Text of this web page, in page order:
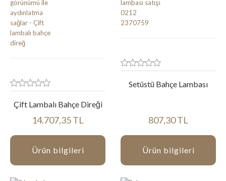
Çift Lambalı Bahçe Direği
14.707,35 TL
Ürün bilgileri
Setüstü Bahçe Lambası
807,30 TL
Ürün bilgileri